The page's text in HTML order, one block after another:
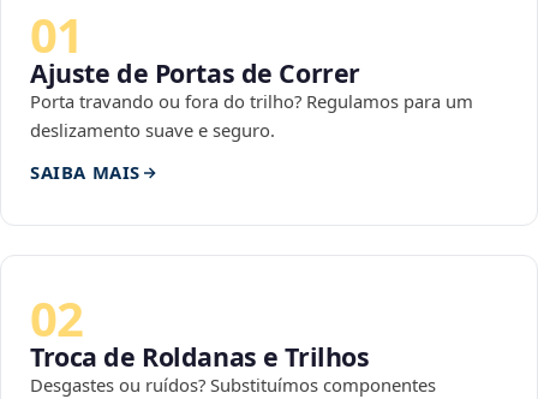
01
Ajuste de Portas de Correr
Porta travando ou fora do trilho? Regulamos para um
deslizamento suave e seguro.
SAIBA MAIS
02
Troca de Roldanas e Trilhos
Desgastes ou ruídos? Substituímos componentes